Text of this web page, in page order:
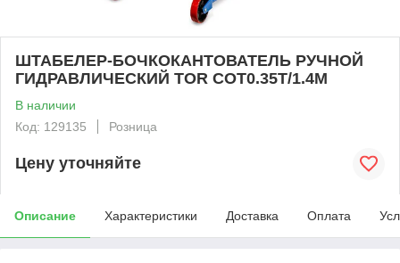
ШТАБЕЛЕР-БОЧКОКАНТОВАТЕЛЬ РУЧНОЙ
ГИДРАВЛИЧЕСКИЙ TOR COT0.35Т/1.4М
В наличии
Код: 129135
Розница
Цену уточняйте
Описание Характеристики Доставка Оплата